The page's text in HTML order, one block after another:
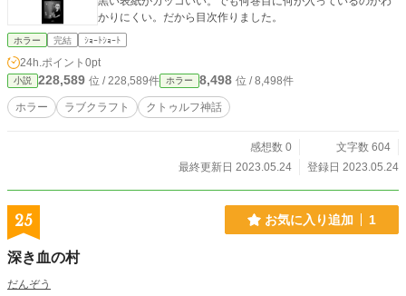
かりにくい。だから目次作りました。
ホラー 完結 ｼｮｰﾄｼｮｰﾄ
24h.ポイント 0pt
小説 228,589 位 / 228,589件 ホラー 8,498 位 / 8,498件
ホラー ラブクラフト クトゥルフ神話
感想数 0
文字数 604
最終更新日 2023.05.24
登録日 2023.05.24
25 お気に入り追加 1
深き血の村
だんぞう